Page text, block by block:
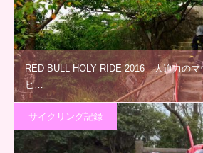
RED BULL HOLY RIDE 2016 大迫力のマ
ヒ…
サイクリング記録